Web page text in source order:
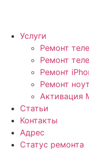
Услуги
Ремонт
Ремонт
Ремонт
Ремонт
Активация
Статьи
Контакты
Адрес
Статус ремонта